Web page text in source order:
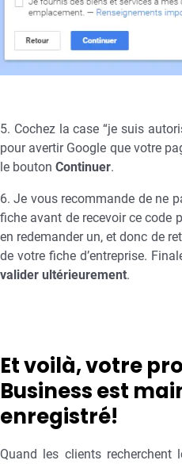
5. Cochez la case “je suis
pour avertir Google que votre
le bouton Continuer.
6. Je vous recommande de ne
fiche avant de recevoir ce code
en redemander un, et donc de
de votre fiche d’entreprise.
valider ultérieurement.
Et voilà, votre
Business est
enregistré!
Quand les clients